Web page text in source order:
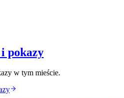
pokazy
w tym mieście.